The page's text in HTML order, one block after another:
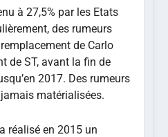
à 27,5% par les Etats
des rumeurs
de Carlo
de ST, avant la fin de
2017. Des rumeurs
matérialisées.
réalisé en 2015 un